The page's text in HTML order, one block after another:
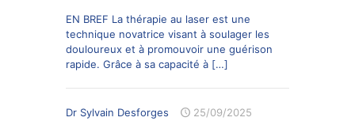
EN BREF La thérapie au laser est une
technique novatrice visant à soulager les
douloureux et à promouvoir une guérison
rapide. Grâce à sa capacité à […]
Dr Sylvain Desforges 25/09/2025